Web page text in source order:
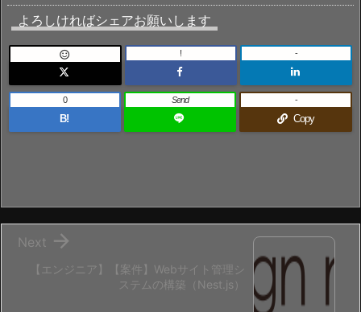
よろしければシェアお願いします
 ! -
B!
0 Send
Copy
-
【エンジニア】【案件】Webサイト管理シ
ステムの構築（Nest.js）

Next